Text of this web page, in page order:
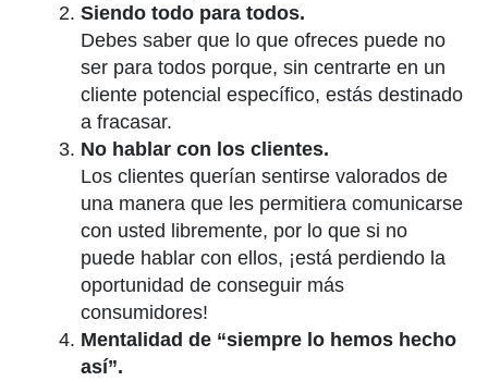
Siendo todo para todos.
Debes saber que lo que ofreces puede no
ser para todos porque, sin centrarte en un
cliente potencial específico, estás destinado
a fracasar.
No hablar con los clientes.
Los clientes querían sentirse valorados de
una manera que les permitiera comunicarse
con usted libremente, por lo que si no
puede hablar con ellos, ¡está perdiendo la
oportunidad de conseguir más
consumidores!
Mentalidad de “siempre lo hemos hecho
así”.